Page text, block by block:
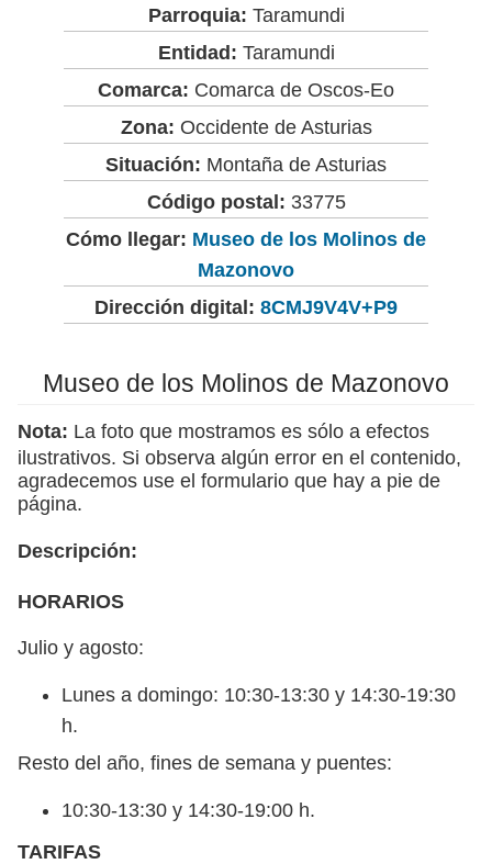
Parroquia: Taramundi
Entidad: Taramundi
Comarca: Comarca de Oscos-Eo
Zona: Occidente de Asturias
Situación: Montaña de Asturias
Código postal: 33775
Cómo llegar: Museo de los Molinos de
Mazonovo
Dirección digital: 8CMJ9V4V+P9
Museo de los Molinos de Mazonovo
Nota: La foto que mostramos es sólo a efectos
ilustrativos. Si observa algún error en el contenido,
agradecemos use el formulario que hay a pie de
página.
Descripción:
HORARIOS
Julio y agosto:
Lunes a domingo: 10:30-13:30 y 14:30-19:30
h.
Resto del año, fines de semana y puentes:
10:30-13:30 y 14:30-19:00 h.
TARIFAS